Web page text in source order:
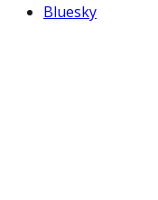
Bluesky